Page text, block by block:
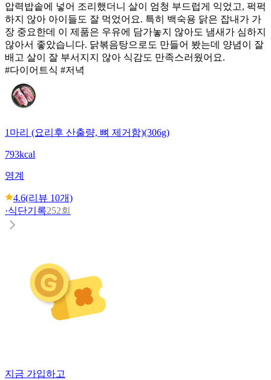
압력밥솥에 넣어 조리했더니 살이 엄청 부드럽게 익었고, 퍽퍽
하지 않아 아이들도 잘 먹었어요. 특히 백숙용 닭은 잡내가 가
장 중요한데 이 제품은 우유에 담가놓지 않아도 냄새가 심하지
않아서 좋았습니다. 닭볶음탕으로도 만들어 봤는데 양념이 잘
배고 살이 잘 부서지지 않아 식감도 만족스러웠어요.
#다이어트식 #저녁
1마리 (요리후 산출량, 뼈 제거함)(306g)
793kcal
영계
4.6(리뷰 10개)
·식단기록252회
지금 가입하고